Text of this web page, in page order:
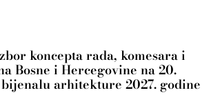
koncepta rada, komesara i
Bosne i Hercegovine na 20.
arhitekture 2027. godine